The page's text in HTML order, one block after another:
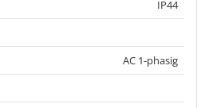
IP44
AC 1-phasig